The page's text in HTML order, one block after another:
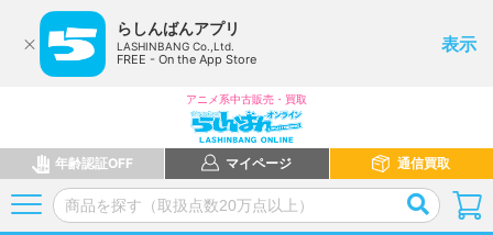
らしんばんアプリ
LASHINBANG Co.,Ltd.
FREE - On the App Store
表示
アニメ系中古販売・買取
年齢認証OFF マイページ 通信買取